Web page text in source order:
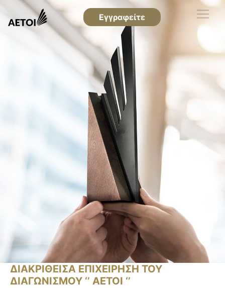
Εγγραφείτε
ΔΙΑΚΡΙΘΕΙΣΑ ΕΠΙΧΕΙΡΗΣΗ ΤΟΥ
ΔΙΑΓΩΝΙΣΜΟΥ ‘’ ΑΕΤΟΙ ‘’